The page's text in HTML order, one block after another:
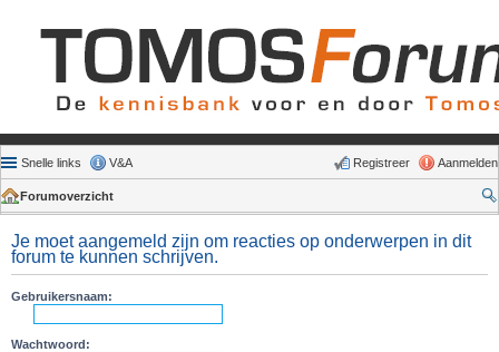
Snelle links V&A Aanmelden
Registreer
Forumoverzicht
Je moet aangemeld zijn om reacties op onderwerpen in dit
forum te kunnen schrijven.
Gebruikersnaam:
Wachtwoord: